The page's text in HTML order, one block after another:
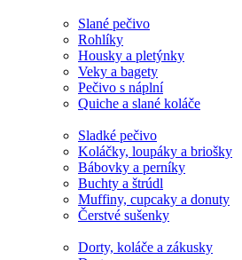
Slané pečivo
Rohlíky
Housky a pletýnky
Veky a bagety
Pečivo s náplní
Quiche a slané koláče
Sladké pečivo
Koláčky, loupáky a briošky
Bábovky a perníky
Buchty a štrúdl
Muffiny, cupcaky a donuty
Čerstvé sušenky
Dorty, koláče a zákusky